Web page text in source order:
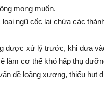
mong muốn.
ngũ cốc lại chứa các
được xử lý trước, khi đưa
làm cơ thể khó hấp thụ
đề loãng xương, thiếu hụt